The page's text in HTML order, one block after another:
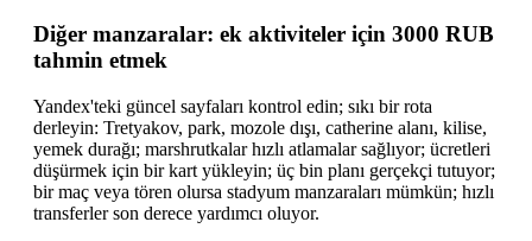
Diğer manzaralar: ek aktiviteler için 3000 RUB
tahmin etmek
Yandex'teki güncel sayfaları kontrol edin; sıkı bir rota
derleyin: Tretyakov, park, mozole dışı, catherine alanı, kilise,
yemek durağı; marshrutkalar hızlı atlamalar sağlıyor; ücretleri
düşürmek için bir kart yükleyin; üç bin planı gerçekçi tutuyor;
bir maç veya tören olursa stadyum manzaraları mümkün; hızlı
transferler son derece yardımcı oluyor.